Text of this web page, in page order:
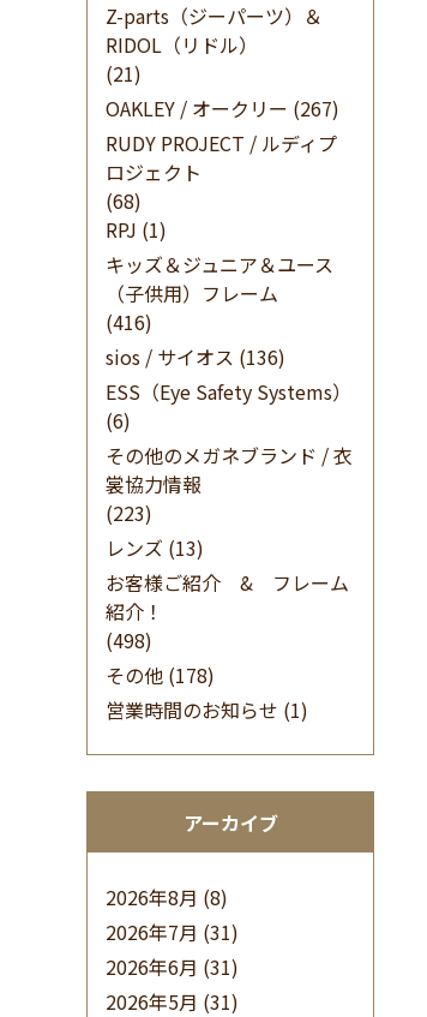
Z-parts（ジーパーツ）＆
RIDOL（リドル）
(21)
OAKLEY / オークリー (267)
RUDY PROJECT / ルディプ
ロジェクト
(68)
RPJ (1)
キッズ＆ジュニア＆ユース
（子供用）フレーム
(416)
sios / サイオス (136)
ESS（Eye Safety Systems）
(6)
その他のメガネブランド / 衣
裳協力情報
(223)
レンズ (13)
お客様ご紹介 & フレーム
紹介！
(498)
その他 (178)
営業時間のお知らせ (1)
アーカイブ
2026年8月 (8)
2026年7月 (31)
2026年6月 (31)
2026年5月 (31)